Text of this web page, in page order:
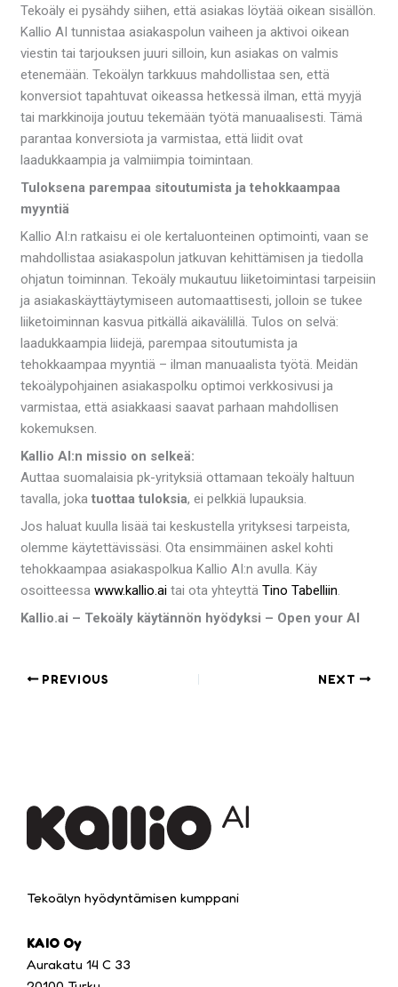
Tekoäly ei pysähdy siihen, että asiakas löytää oikean sisällön.
Kallio AI tunnistaa asiakaspolun vaiheen ja aktivoi oikean
viestin tai tarjouksen juuri silloin, kun asiakas on valmis
etenemään. Tekoälyn tarkkuus mahdollistaa sen, että
konversiot tapahtuvat oikeassa hetkessä ilman, että myyjä
tai markkinoija joutuu tekemään työtä manuaalisesti. Tämä
parantaa konversiota ja varmistaa, että liidit ovat
laadukkaampia ja valmiimpia toimintaan.
Tuloksena parempaa sitoutumista ja tehokkaampaa
myyntiä
Kallio AI:n ratkaisu ei ole kertaluonteinen optimointi, vaan se
mahdollistaa asiakaspolun jatkuvan kehittämisen ja tiedolla
ohjatun toiminnan. Tekoäly mukautuu liiketoimintasi tarpeisiin
ja asiakaskäyttäytymiseen automaattisesti, jolloin se tukee
liiketoiminnan kasvua pitkällä aikavälillä. Tulos on selvä:
laadukkaampia liidejä, parempaa sitoutumista ja
tehokkaampaa myyntiä – ilman manuaalista työtä. Meidän
tekoälypohjainen asiakaspolku optimoi verkkosivusi ja
varmistaa, että asiakkaasi saavat parhaan mahdollisen
kokemuksen.
Kallio AI:n missio on selkeä:
Auttaa suomalaisia pk-yrityksiä ottamaan tekoäly haltuun
tavalla, jokatuottaa tuloksia, ei pelkkiä lupauksia.
Jos haluat kuulla lisää tai keskustella yrityksesi tarpeista,
olemme käytettävissäsi. Ota ensimmäinen askel kohti
tehokkaampaa asiakaspolkua Kallio AI:n avulla. Käy
osoitteessawww.kallio.ai tai ota yhteyttäTino Tabelliin
Kallio.ai – Tekoäly käytännön hyödyksi – Open your AI
PREVIOUS NEXT
Tekoälyn hyödyntämisen kumppani
KAIO Oy
Aurakatu 14 C 33